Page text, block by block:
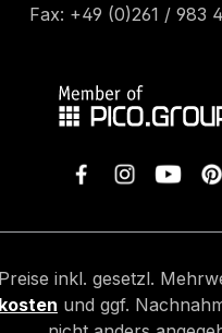
Fax: +49 (0)261 / 983
inkl. gesetzl.
und ggf.